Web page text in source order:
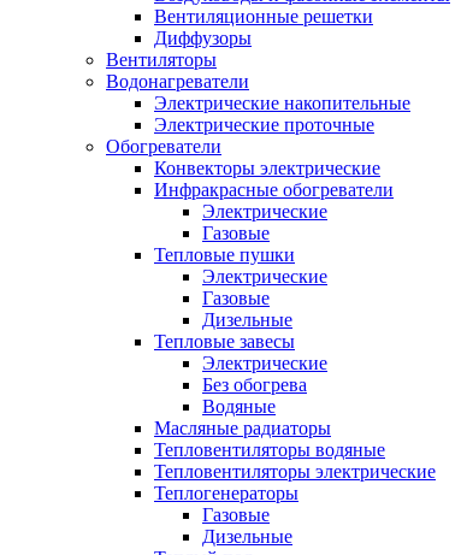
Вентиляционные решетки
Диффузоры
Вентиляторы
Водонагреватели
Электрические накопительные
Электрические проточные
Обогреватели
Конвекторы электрические
Инфракрасные обогреватели
Электрические
Газовые
Тепловые пушки
Электрические
Газовые
Дизельные
Тепловые завесы
Электрические
Без обогрева
Водяные
Масляные радиаторы
Тепловентиляторы водяные
Тепловентиляторы электрические
Теплогенераторы
Газовые
Дизельные